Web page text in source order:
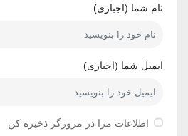
نام شما (اجباری)
ایمیل شما (اجباری)
اطلاعات مرا در مرورگر ذخیره کن